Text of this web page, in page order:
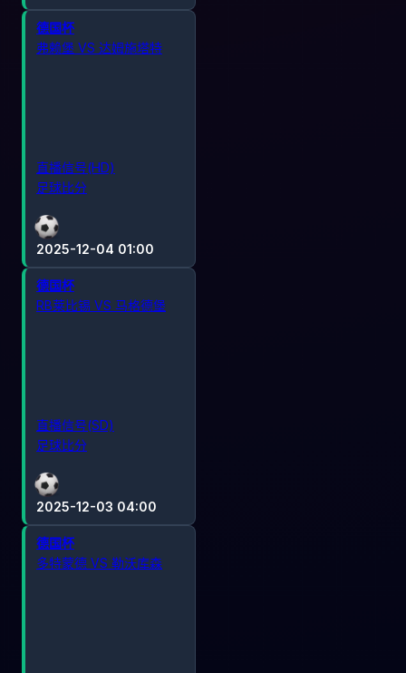
2025-12-04 01:00
德国杯
弗赖堡 VS 达姆施塔特
直播信号(HD)
足球比分
2025-12-03 04:00
德国杯
RB莱比锡 VS 马格德堡
直播信号(SD)
足球比分
德国杯
多特蒙德 VS 勒沃库森